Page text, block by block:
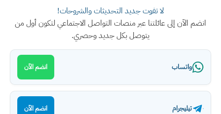
لا تفوت جديد التحديثات والشروحات!
انضم الآن إلى عائلتنا عبر منصات التواصل الاجتماعي لتكون أول من
يتوصل بكل جديد وحصري.
واتساب انضم الآن
تيليجرام انضم الآن